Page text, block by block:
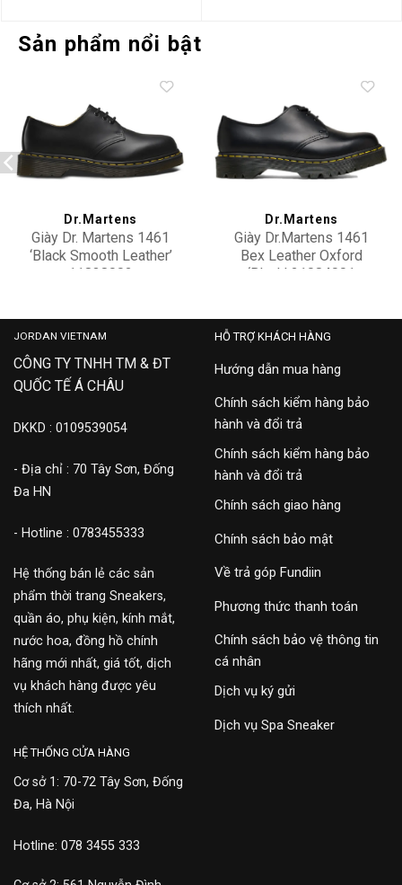
Sản phẩm nổi bật
Add to
wishlist
Dr.Martens
Giày Dr. Martens 1461
‘Black Smooth Leather’
11838002
Add to
wishlist
Dr.Martens
Giày Dr.Martens 1461
Bex Leather Oxford
‘Black’ 21084001
JORDAN VIETNAM
CÔNG TY TNHH TM & ĐT
QUỐC TẾ Á CHÂU
DKKD : 0109539054
- Địa chỉ : 70 Tây Sơn, Đống
Đa HN
- Hotline : 0783455333
Hệ thống bán lẻ các sản
phẩm thời trang Sneakers,
quần áo, phụ kiện, kính mắt,
nước hoa, đồng hồ chính
hãng mới nhất, giá tốt, dịch
vụ khách hàng được yêu
thích nhất.
HỖ TRỢ KHÁCH HÀNG
Hướng dẫn mua hàng
Chính sách kiểm hàng bảo
hành và đổi trả
Chính sách kiểm hàng bảo
hành và đổi trả
Chính sách giao hàng
Chính sách bảo mật
Về trả góp Fundiin
Phương thức thanh toán
Chính sách bảo vệ thông tin
cá nhân
Dịch vụ ký gửi
Dịch vụ Spa Sneaker
HỆ THỐNG CỬA HÀNG
Cơ sở 1: 70-72 Tây Sơn, Đống
Đa, Hà Nội
Hotline: 078 3455 333